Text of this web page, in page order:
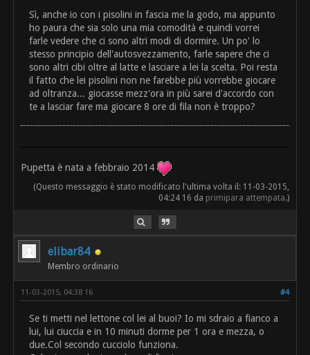
Sì, anche io con i pisolini in fascia me la godo, ma appunto
ho paura che sia solo una mia comodità e quindi vorrei
farle vedere che ci sono altri modi di dormire. Un po' lo
stesso principio dell'autosvezzamento, farle sapere che ci
sono altri cibi oltre al latte e lasciare a lei la scelta. Poi resta
il fatto che lei pisolini non ne farebbe più vorrebbe giocare
ad oltranza... giocasse mezz'ora in più sarei d'accordo con
te a lasciar fare ma giocare 8 ore di fila non è troppo?
Pupetta è nata a febbraio 2014
(Questo messaggio è stato modificato l'ultima volta il: 11-03-2015,
04:24 16 da primipara attempata.)
elibar84
Membro ordinario
#4
11-03-2015, 04:38 16
Se ti metti nel lettone col lei al buoi? Io mi sdraio a fianco a
lui, lui ciuccia e in 10 minuti dorme per 1 ora e mezza, o
due.Col secondo cucciolo funziona.